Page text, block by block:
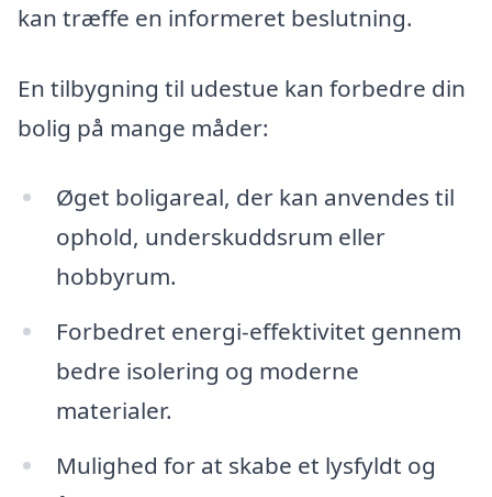
kan træffe en informeret beslutning.
En tilbygning til udestue kan forbedre din
bolig på mange måder:
Øget boligareal, der kan anvendes til
ophold, underskuddsrum eller
hobbyrum.
Forbedret energi-effektivitet gennem
bedre isolering og moderne
materialer.
Mulighed for at skabe et lysfyldt og